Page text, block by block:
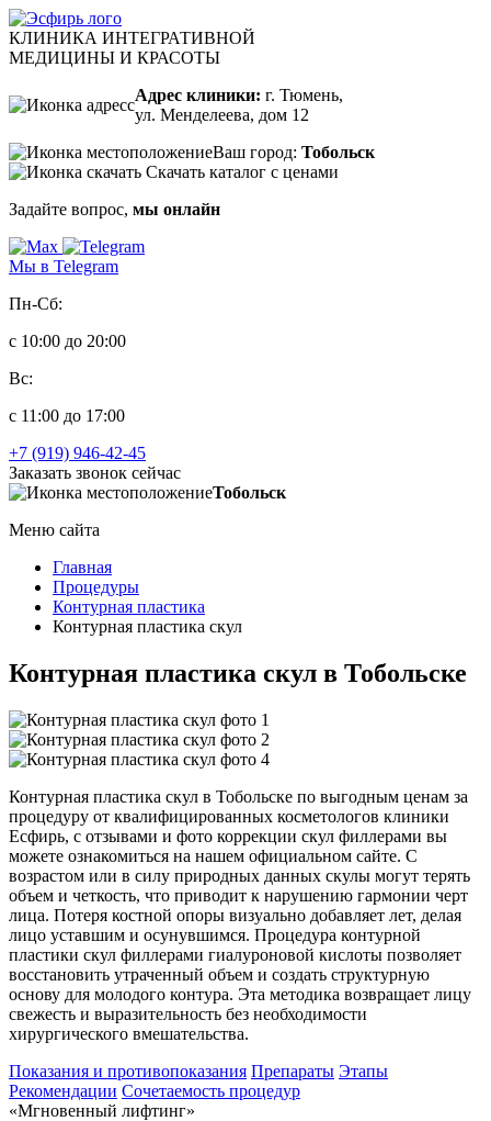
КЛИНИКА ИНТЕГРАТИВНОЙ
МЕДИЦИНЫ И КРАСОТЫ
Адрес клиники: г. Тюмень,
ул. Менделеева, дом 12
Ваш город: Тобольск
Скачать каталог с ценами
Задайте вопрос, мы онлайн
Мы в Telegram
Пн-Сб:
с 10:00 до 20:00
Вс:
с 11:00 до 17:00
+7 (919) 946-42-45
Заказать звонок сейчас
Тобольск
Меню сайта
Главная
Процедуры
Контурная пластика
Контурная пластика скул
Контурная пластика скул в Тобольске
Контурная пластика скул в Тобольске по выгодным ценам за
процедуру от квалифицированных косметологов клиники
Есфирь, с отзывами и фото коррекции скул филлерами вы
можете ознакомиться на нашем официальном сайте. С
возрастом или в силу природных данных скулы могут терять
объем и четкость, что приводит к нарушению гармонии черт
лица. Потеря костной опоры визуально добавляет лет, делая
лицо уставшим и осунувшимся. Процедура контурной
пластики скул филлерами гиалуроновой кислоты позволяет
восстановить утраченный объем и создать структурную
основу для молодого контура. Эта методика возвращает лицу
свежесть и выразительность без необходимости
хирургического вмешательства.
Показания и противопоказания Препараты Этапы
Рекомендации Сочетаемость процедур
«Мгновенный лифтинг»